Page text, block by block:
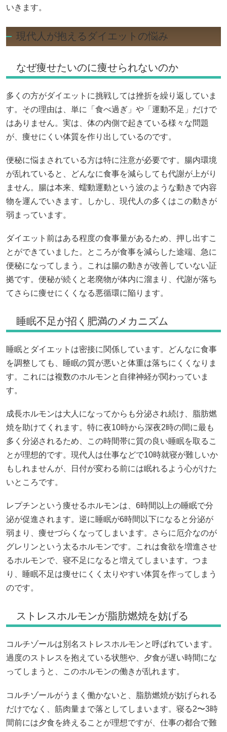
いきます。
現代人が抱えるダイエットの悩み
なぜ痩せたいのに痩せられないのか
多くの方がダイエットに挑戦しては挫折を繰り返していま
す。その理由は、単に「食べ過ぎ」や「運動不足」だけで
はありません。実は、体の内側で起きている様々な問題
が、痩せにくい体質を作り出しているのです。
便秘に悩まされている方は特に注意が必要です。腸内環境
が乱れていると、どんなに食事を減らしても代謝が上がり
ません。腸は本来、蠕動運動という波のような動きで内容
物を運んでいきます。しかし、現代人の多くはこの動きが
弱まっています。
ダイエット前はある程度の食事量があるため、押し出すこ
とができていました。ところが食事を減らした途端、急に
便秘になってしまう。これは腸の動きが改善していない証
拠です。便秘が続くと老廃物が体内に溜まり、代謝が落ち
てさらに痩せにくくなる悪循環に陥ります。
睡眠不足が招く肥満のメカニズム
睡眠とダイエットは密接に関係しています。どんなに食事
を調整しても、睡眠の質が悪いと体重は落ちにくくなりま
す。これには複数のホルモンと自律神経が関わっていま
す。
成長ホルモンは大人になってからも分泌され続け、脂肪燃
焼を助けてくれます。特に夜10時から深夜2時の間に最も
多く分泌されるため、この時間帯に質の良い睡眠を取るこ
とが理想的です。現代人は仕事などで10時就寝が難しいか
もしれませんが、日付が変わる前には眠れるよう心がけた
いところです。
レプチンという痩せるホルモンは、6時間以上の睡眠で分
泌が促進されます。逆に睡眠が6時間以下になると分泌が
弱まり、痩せづらくなってしまいます。さらに厄介なのが
グレリンという太るホルモンです。これは食欲を増進させ
るホルモンで、寝不足になると増えてしまいます。つま
り、睡眠不足は痩せにくく太りやすい体質を作ってしまう
のです。
ストレスホルモンが脂肪燃焼を妨げる
コルチゾールは別名ストレスホルモンと呼ばれています。
過度のストレスを抱えている状態や、夕食が遅い時間にな
ってしまうと、このホルモンの働きが乱れます。
コルチゾールがうまく働かないと、脂肪燃焼が妨げられる
だけでなく、筋肉量まで落としてしまいます。寝る2〜3時
間前には夕食を終えることが理想ですが、仕事の都合で難